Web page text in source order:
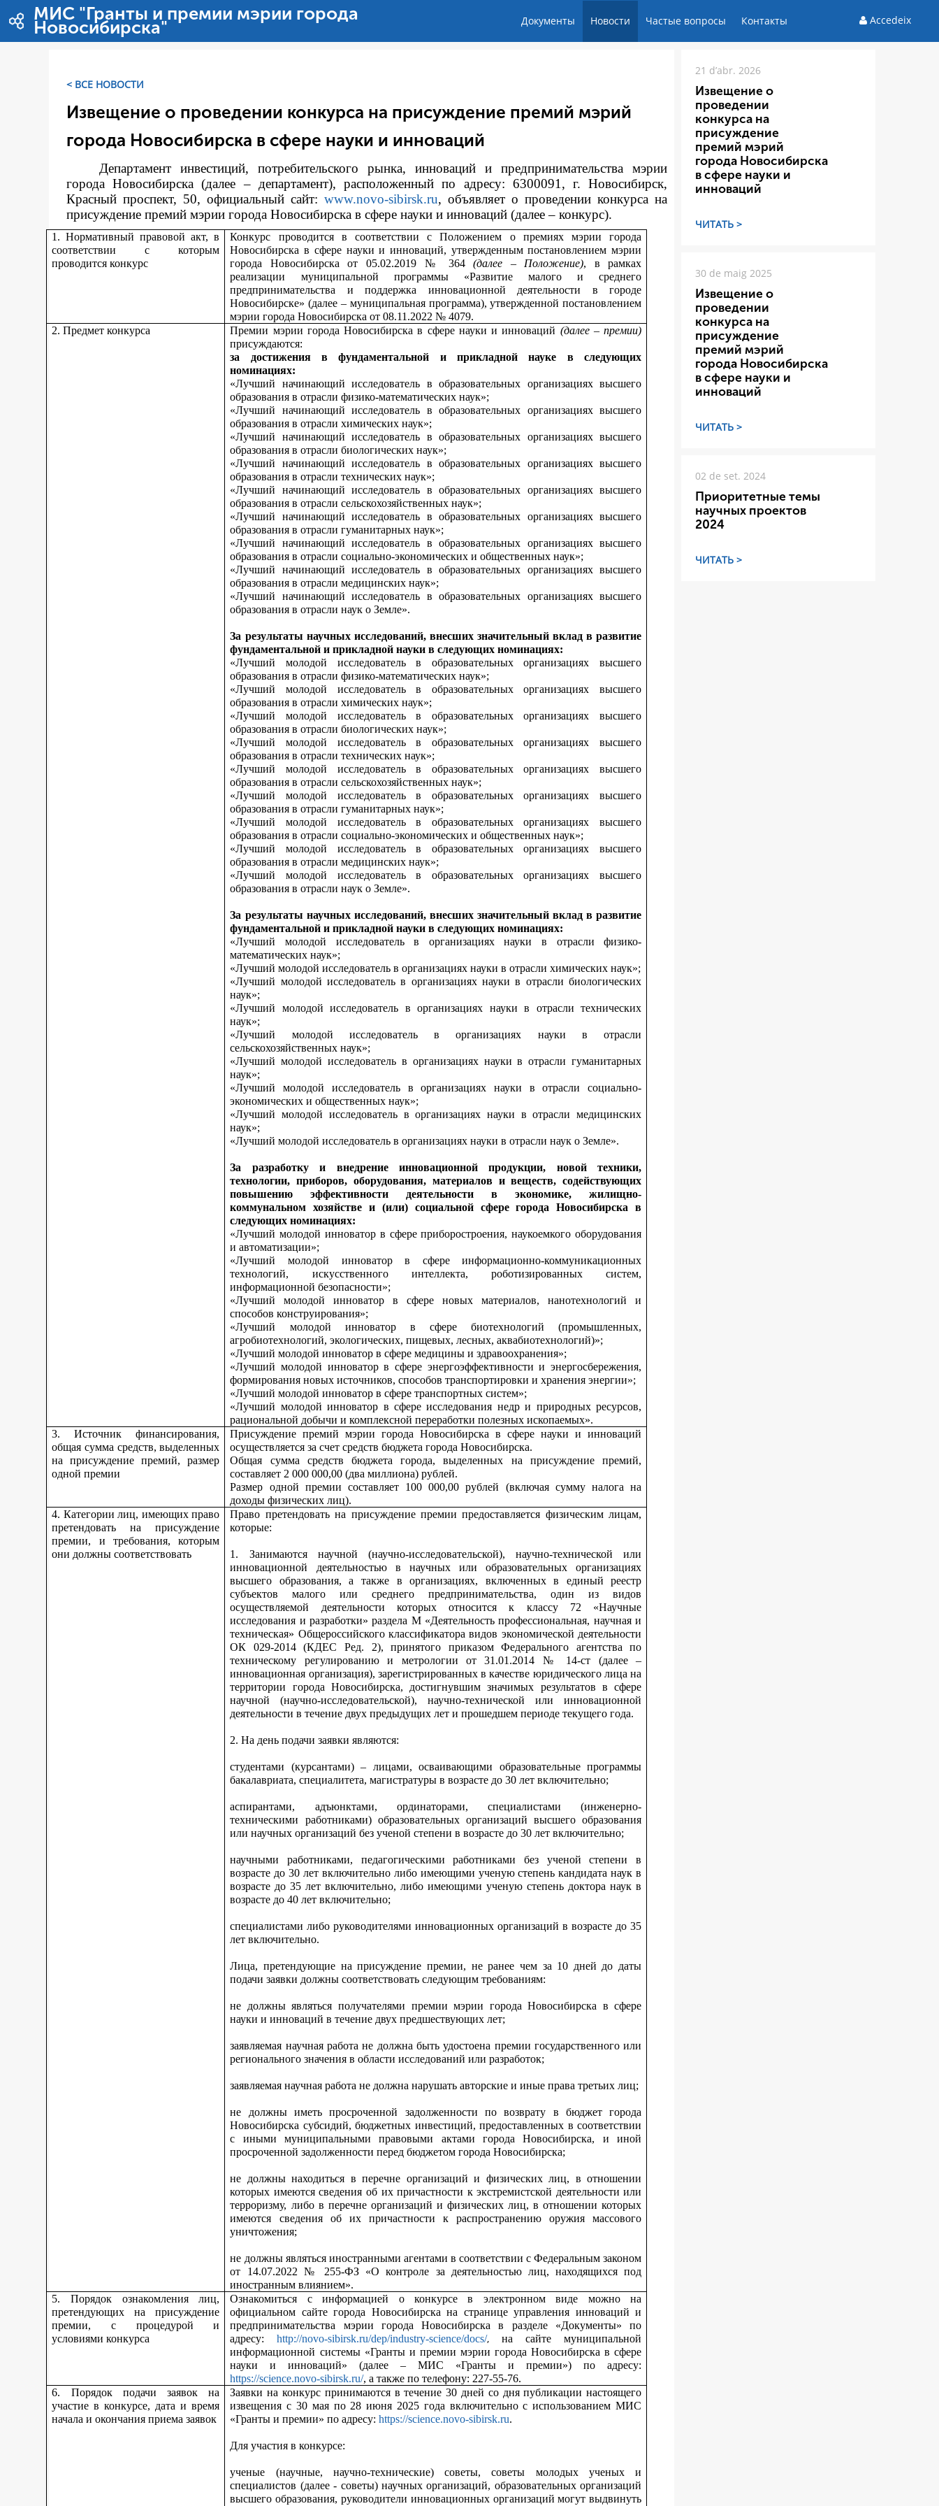
Salta al contigut
МИС "Гранты и премии мэрии города
Новосибирска" Документы Новости Частые вопросы Контакты Accedeix
< ВСЕ НОВОСТИ
Извещение о проведении конкурса на присуждение премий мэрий
города Новосибирска в сфере науки и инноваций
Департамент инвестиций, потребительского рынка, инноваций и предпринимательства мэрии
города Новосибирска (далее – департамент), расположенный по адресу: 6300091, г. Новосибирск,
Красный проспект, 50, официальный сайт:www.novo-sibirsk.ru, объявляет о проведении конкурса на
присуждение премий мэрии города Новосибирска в сфере науки и инноваций (далее – конкурс).
1. Нормативный правовой акт, в
соответствии с которым
проводится конкурс
Конкурс проводится в соответствии сПоложением о премиях мэрии города
Новосибирска в сфере науки и инноваций, утвержденным постановлением мэрии
города Новосибирска от 05.02.2019 № 364(далее – Положение), в рамках
реализации муниципальной программы «Развитие малого и среднего
предпринимательства и поддержка инновационной деятельности в городе
Новосибирске» (далее – муниципальная программа), утвержденной постановлением
мэрии города Новосибирска от 08.11.2022 № 4079.
2. Предмет конкурса
Премии мэрии города Новосибирска в сфере науки и инноваций (далее – премии)
присуждаются:
за достижения в фундаментальной и прикладной науке в следующих
номинациях:
«Лучший начинающий исследователь в образовательных организациях высшего
образования в отрасли физико-математических наук»;
«Лучший начинающий исследователь в образовательных организациях высшего
образования в отрасли химических наук»;
«Лучший начинающий исследователь в образовательных организациях высшего
образования в отрасли биологических наук»;
«Лучший начинающий исследователь в образовательных организациях высшего
образования в отрасли технических наук»;
«Лучший начинающий исследователь в образовательных организациях высшего
образования в отрасли сельскохозяйственных наук»;
«Лучший начинающий исследователь в образовательных организациях высшего
образования в отрасли гуманитарных наук»;
«Лучший начинающий исследователь в образовательных организациях высшего
образования в отрасли социально-экономических и общественных наук»;
«Лучший начинающий исследователь в образовательных организациях высшего
образования в отрасли медицинских наук»;
«Лучший начинающий исследователь в образовательных организациях высшего
образования в отрасли наук о Земле».
За результаты научных исследований, внесших значительный вклад в развитие
фундаментальной и прикладной науки в следующих номинациях:
«Лучший молодой исследователь в образовательных организациях высшего
образования в отрасли физико-математических наук»;
«Лучший молодой исследователь в образовательных организациях высшего
образования в отрасли химических наук»;
«Лучший молодой исследователь в образовательных организациях высшего
образования в отрасли биологических наук»;
«Лучший молодой исследователь в образовательных организациях высшего
образования в отрасли технических наук»;
«Лучший молодой исследователь в образовательных организациях высшего
образования в отрасли сельскохозяйственных наук»;
«Лучший молодой исследователь в образовательных организациях высшего
образования в отрасли гуманитарных наук»;
«Лучший молодой исследователь в образовательных организациях высшего
образования в отрасли социально-экономических и общественных наук»;
«Лучший молодой исследователь в образовательных организациях высшего
образования в отрасли медицинских наук»;
«Лучший молодой исследователь в образовательных организациях высшего
образования в отрасли наук о Земле».
За результаты научных исследований, внесших значительный вклад в развитие
фундаментальной и прикладной науки в следующих номинациях:
«Лучший молодой исследователь в организациях науки в отрасли физико-
математических наук»;
«Лучший молодой исследователь в организациях науки в отрасли химических наук»;
«Лучший молодой исследователь в организациях науки в отрасли биологических
наук»;
«Лучший молодой исследователь в организациях науки в отрасли технических
наук»;
«Лучший молодой исследователь в организациях науки в отрасли
сельскохозяйственных наук»;
«Лучший молодой исследователь в организациях науки в отрасли гуманитарных
наук»;
«Лучший молодой исследователь в организациях науки в отрасли социально-
экономических и общественных наук»;
«Лучший молодой исследователь в организациях науки в отрасли медицинских
наук»;
«Лучший молодой исследователь в организациях науки в отрасли наук о Земле».
За разработку и внедрение инновационной продукции, новой техники,
технологии, приборов, оборудования, материалов и веществ, содействующих
повышению эффективности деятельности в экономике, жилищно-
коммунальном хозяйстве и (или) социальной сфере города Новосибирска в
следующих номинациях:
«Лучший молодой инноватор в сфере приборостроения, наукоемкого оборудования
и автоматизации»;
«Лучший молодой инноватор в сфере информационно-коммуникационных
технологий, искусственного интеллекта, роботизированных систем,
информационной безопасности»;
«Лучший молодой инноватор в сфере новых материалов, нанотехнологий и
способов конструирования»;
«Лучший молодой инноватор в сфере биотехнологий (промышленных,
агробиотехнологий, экологических, пищевых, лесных, аквабиотехнологий)»;
«Лучший молодой инноватор в сфере медицины и здравоохранения»;
«Лучший молодой инноватор в сфере энергоэффективности и энергосбережения,
формирования новых источников, способов транспортировки и хранения энергии»;
«Лучший молодой инноватор в сфере транспортных систем»;
«Лучший молодой инноватор в сфере исследования недр и природных ресурсов,
рациональной добычи и комплексной переработки полезных ископаемых».
3. Источник финансирования,
общая сумма средств, выделенных
на присуждение премий, размер
одной премии
Присуждение премий мэрии города Новосибирска в сфере науки и инноваций
осуществляется за счет средств бюджета города Новосибирска.
Общая сумма средств бюджета города, выделенных на присуждение премий,
составляет 2 000 000,00 (два миллиона) рублей.
Размер одной премии составляет 100 000,00 рублей (включая сумму налога на
доходы физических лиц).
4. Категории лиц, имеющих право
претендовать на присуждение
премии, и требования, которым
они должны соответствовать
Право претендовать на присуждение премии предоставляется физическим лицам,
которые:
1. Занимаются научной (научно-исследовательской), научно-технической или
инновационной деятельностью в научных или образовательных организациях
высшего образования, а также в организациях, включенных в единый реестр
субъектов малого или среднего предпринимательства, один из видов
осуществляемой деятельности которых относится к классу 72 «Научные
исследования и разработки» раздела М «Деятельность профессиональная, научная и
техническая» Общероссийского классификатора видов экономической деятельности
ОК 029-2014 (КДЕС Ред. 2), принятого приказом Федерального агентства по
техническому регулированию и метрологии от 31.01.2014 № 14-ст (далее –
инновационная организация), зарегистрированных в качестве юридического лица на
территории города Новосибирска, достигнувшим значимых результатов в сфере
научной (научно-исследовательской), научно-технической или инновационной
деятельности в течение двух предыдущих лет и прошедшем периоде текущего года.
2. На день подачи заявки являются:
студентами (курсантами) – лицами, осваивающими образовательные программы
бакалавриата, специалитета, магистратуры в возрасте до 30 лет включительно;
аспирантами, адъюнктами, ординаторами, специалистами (инженерно-
техническими работниками) образовательных организаций высшего образования
или научных организаций без ученой степени в возрасте до 30 лет включительно;
научными работниками, педагогическими работниками без ученой степени в
возрасте до 30 лет включительно либо имеющими ученую степень кандидата наук в
возрасте до 35 лет включительно, либо имеющими ученую степень доктора наук в
возрасте до 40 лет включительно;
специалистами либо руководителями инновационных организаций в возрасте до 35
лет включительно.
Лица, претендующие на присуждение премии, не ранее чем за 10 дней до даты
подачи заявки должны соответствовать следующим требованиям:
не должны являться получателями премии мэрии города Новосибирска в сфере
науки и инноваций в течение двух предшествующих лет;
заявляемая научная работа не должна быть удостоена премии государственного или
регионального значения в области исследований или разработок;
заявляемая научная работа не должна нарушать авторские и иные права третьих лиц;
не должны иметь просроченной задолженности по возврату в бюджет города
Новосибирска субсидий, бюджетных инвестиций, предоставленных в соответствии
с иными муниципальными правовыми актами города Новосибирска, и иной
просроченной задолженности перед бюджетом города Новосибирска;
не должны находиться в перечне организаций и физических лиц, в отношении
которых имеются сведения об их причастности к экстремистской деятельности или
терроризму, либо в перечне организаций и физических лиц, в отношении которых
имеются сведения об их причастности к распространению оружия массового
уничтожения;
не должны являться иностранными агентами в соответствии с Федеральным законом
от 14.07.2022 № 255-ФЗ «О контроле за деятельностью лиц, находящихся под
иностранным влиянием».
5. Порядок ознакомления лиц,
претендующих на присуждение
премии, с процедурой и
условиями конкурса
Ознакомиться с информацией о конкурсе в электронном виде можно на
официальном сайте города Новосибирска на странице управления инноваций и
предпринимательства мэрии города Новосибирска в разделе «Документы» по
адресу:http://novo-sibirsk.ru/dep/industry-science/docs/,на сайте муниципальной
информационной системы «Гранты и премии мэрии города Новосибирска в сфере
науки и инноваций» (далее – МИС «Гранты и премии») по адресу:
https://science.novo-sibirsk.ru/, а также по телефону: 227-55-76.
6. Порядок подачи заявок на
участие в конкурсе, дата и время
начала и окончания приема заявок
Заявки на конкурс принимаются в течение 30 дней со дня публикации настоящего
извещения с 30 мая по 28 июня 2025 года включительно с использованием МИС
«Гранты и премии» по адресу:https://science.novo-sibirsk.ru.
Для участия в конкурсе:
ученые (научные, научно-технические) советы, советы молодых ученых и
специалистов (далее - советы) научных организаций, образовательных организаций
высшего образования, руководители инновационных организаций могут выдвинуть
21 d’abr. 2026
Извещение о
проведении
конкурса на
присуждение
премий мэрий
города Новосибирска
в сфере науки и
инноваций
ЧИТАТЬ >
30 de maig 2025
Извещение о
проведении
конкурса на
присуждение
премий мэрий
города Новосибирска
в сфере науки и
инноваций
ЧИТАТЬ >
02 de set. 2024
Приоритетные темы
научных проектов
2024
ЧИТАТЬ >